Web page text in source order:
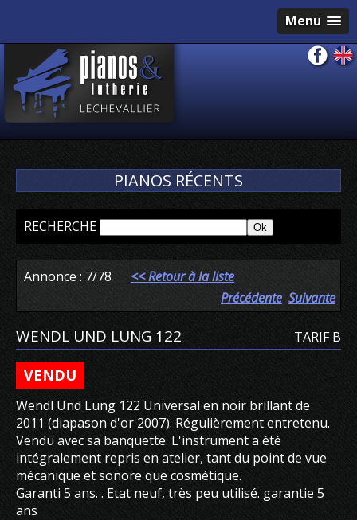
Menu
PIANOS RÉCENTS
RECHERCHE
Annonce : 7/78 << Retour à la liste
Précédente Suivante
TARIF B
WENDL UND LUNG 122
VENDU
Wendl Und Lung 122 Universal en noir brillant de
2011 (diapason d'or 2007). Régulièrement entretenu.
Vendu avec sa banquette. L'instrument a été
intégralement repris en atelier, tant du point de vue
mécanique et sonore que cosmétique.
Garanti 5 ans. . Etat neuf, très peu utilisé. garantie 5
ans